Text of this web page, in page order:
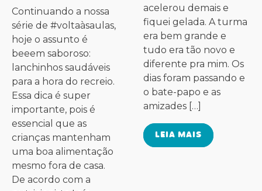
Continuando a nossa
série de #voltaàsaulas,
hoje o assunto é
beeem saboroso:
lanchinhos saudáveis
para a hora do recreio.
Essa dica é super
importante, pois é
essencial que as
crianças mantenham
uma boa alimentação
mesmo fora de casa.
De acordo com a
acelerou demais e
fiquei gelada. A turma
era bem grande e
tudo era tão novo e
diferente pra mim. Os
dias foram passando e
o bate-papo e as
amizades […]
LEIA MAIS